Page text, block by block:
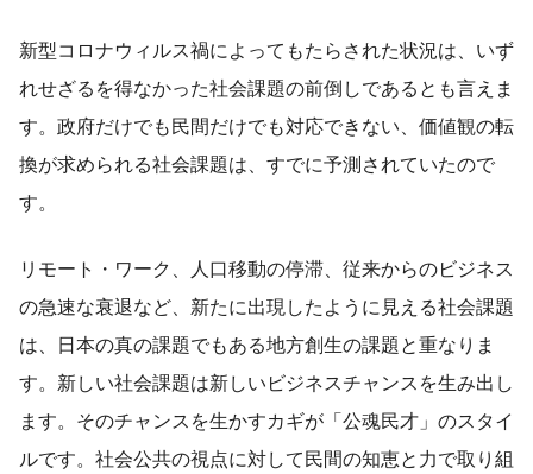
新型コロナウィルス禍によってもたらされた状況は、いず
れせざるを得なかった社会課題の前倒しであるとも言えま
す。政府だけでも民間だけでも対応できない、価値観の転
換が求められる社会課題は、すでに予測されていたので
す。
リモート・ワーク、人口移動の停滞、従来からのビジネス
の急速な衰退など、新たに出現したように見える社会課題
は、日本の真の課題でもある地方創生の課題と重なりま
す。新しい社会課題は新しいビジネスチャンスを生み出し
ます。そのチャンスを生かすカギが「公魂民才」のスタイ
ルです。社会公共の視点に対して民間の知恵と力で取り組